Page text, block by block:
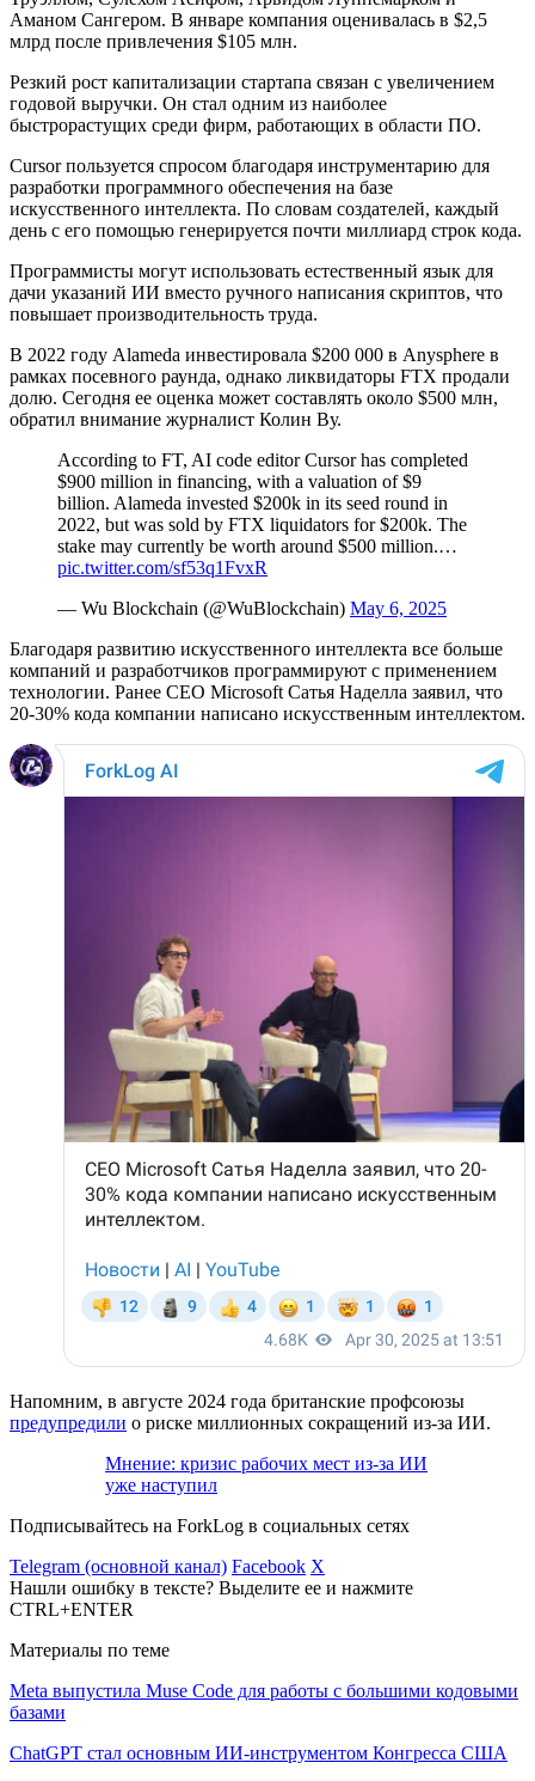
Аманом Сангером. В январе компания оценивалась в $2,5
млрд после привлечения $105 млн.
Резкий рост капитализации стартапа связан с увеличением
годовой выручки. Он стал одним из наиболее
быстрорастущих среди фирм, работающих в области ПО.
Cursor пользуется спросом благодаря инструментарию для
разработки программного обеспечения на базе
искусственного интеллекта. По словам создателей, каждый
день с его помощью генерируется почти миллиард строк кода.
Программисты могут использовать естественный язык для
дачи указаний ИИ вместо ручного написания скриптов, что
повышает производительность труда.
В 2022 году Alameda инвестировала $200 000 в Anysphere в
рамках посевного раунда, однако ликвидаторы FTX продали
долю. Сегодня ее оценка может составлять около $500 млн,
обратил внимание журналист Колин Ву.
According to FT, AI code editor Cursor has completed
$900 million in financing, with a valuation of $9
billion. Alameda invested $200k in its seed round in
2022, but was sold by FTX liquidators for $200k. The
stake may currently be worth around $500 million.…
pic.twitter.com/sf53q1FvxR
— Wu Blockchain (@WuBlockchain) May 6, 2025
Благодаря развитию искусственного интеллекта все больше
компаний и разработчиков программируют с применением
технологии. Ранее CEO Microsoft Сатья Наделла заявил, что
20-30% кода компании написано искусственным интеллектом.
Напомним, в августе 2024 года британские профсоюзы
предупредили о риске миллионных сокращений из-за ИИ.
Мнение: кризис рабочих мест из-за ИИ
уже наступил
Подписывайтесь на ForkLog в социальных сетях
Telegram (основной канал) Facebook X
Нашли ошибку в тексте? Выделите ее и нажмите
CTRL+ENTER
Материалы по теме
Meta выпустила Muse Code для работы с большими кодовыми
базами
ChatGPT стал основным ИИ-инструментом Конгресса США